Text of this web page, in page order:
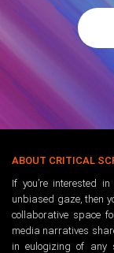
ABOUT CRITICAL
If you’re interested
unbiased gaze, then
collaborative space
media narratives
in eulogizing of any